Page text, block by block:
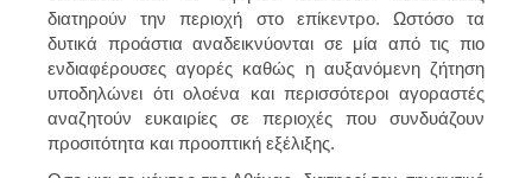
διατηρούν την περιοχή στο επίκεντρο. Ωστόσο τα
δυτικά προάστια αναδεικνύονται σε μία από τις πιο
ενδιαφέρουσες αγορές καθώς η αυξανόμενη ζήτηση
υποδηλώνει ότι ολοένα και περισσότεροι αγοραστές
αναζητούν ευκαιρίες σε περιοχές που συνδυάζουν
προσιτότητα και προοπτική εξέλιξης.